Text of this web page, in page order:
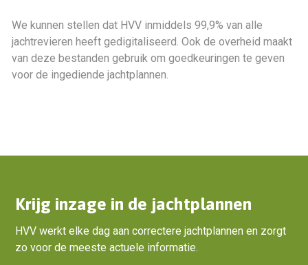
We kunnen stellen dat HVV inmiddels 99,9% van alle
jachtrevieren heeft gedigitaliseerd. Ook de overheid maakt
van deze bestanden gebruik om goedkeuringen te geven
voor de ingediende jachtplannen.
Krijg inzage in de jachtplannen
HVV werkt elke dag aan correctere jachtplannen en zorgt
zo voor de meeste actuele informatie.